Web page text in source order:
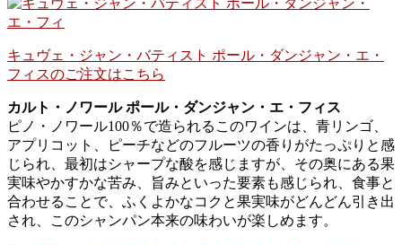
キュヴェ・ジャン・バティスト ポール・ダンジャン・エ・
フィスのご注文はこちら
カルト・ノワール ポール・ダンジャン・エ・フィス
ピノ・ノワール100％で造られるこのワインは、青リンゴ、
アプリコット、ピーチなどのフルーツの香りがたっぷりと感
じられ、最初はシャープな酸を感じますが、その奥にある果
実味やかすかな苦み、旨みといった要素も感じられ、食事と
合わせることで、ふくよかなコクと果実味がどんどん引き出
され、このシャンパン本来の味わいが楽しめます。